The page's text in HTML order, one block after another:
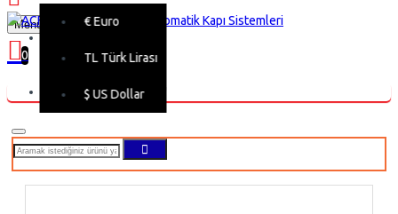
€Euro
TL Türk Lirası
$ US Dollar
Menu
0
Alışveriş sepetiniz boş!